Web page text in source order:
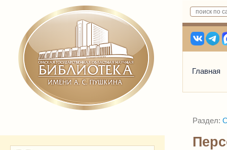
Главная
Раздел: